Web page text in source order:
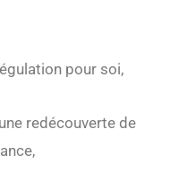
pour soi,
redécouverte de